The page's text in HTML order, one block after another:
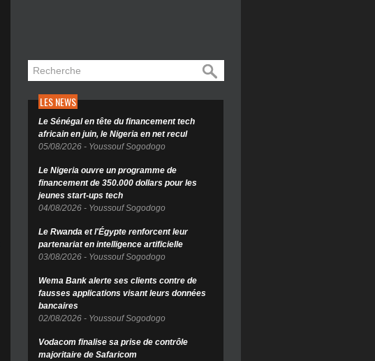
LES NEWS
Le Sénégal en tête du financement tech
africain en juin, le Nigeria en net recul
05/08/2026 - Youssouf Sogodogo
Le Nigeria ouvre un programme de
financement de 350.000 dollars pour les
jeunes start-ups tech
04/08/2026 - Youssouf Sogodogo
Le Rwanda et l'Égypte renforcent leur
partenariat en intelligence artificielle
03/08/2026 - Youssouf Sogodogo
Wema Bank alerte ses clients contre de
fausses applications visant leurs données
bancaires
02/08/2026 - Youssouf Sogodogo
Vodacom finalise sa prise de contrôle
majoritaire de Safaricom